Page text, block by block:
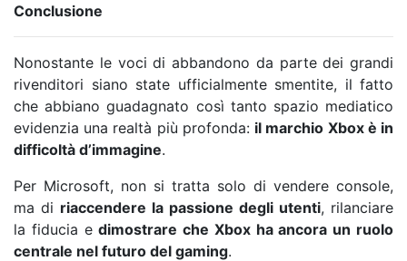
Conclusione
Nonostante le voci di abbandono da parte dei grandi
rivenditori siano state ufficialmente smentite, il fatto
che abbiano guadagnato così tanto spazio mediatico
evidenzia una realtà più profonda: il marchio Xbox è in
difficoltà d’immagine.
Per Microsoft, non si tratta solo di vendere console,
ma di riaccendere la passione degli utenti, rilanciare
la fiducia edimostrare che Xbox ha ancora un ruolo
centrale nel futuro del gaming.